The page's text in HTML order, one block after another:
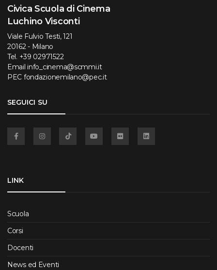
Civica Scuola di Cinema
Luchino Visconti
Viale Fulvio Testi, 121
20162 - Milano
Tel. +39 02971522
Email info_cinema@scmmi.it
PEC fondazionemilano@pec.it
SEGUICI SU
LINK
Scuola
Corsi
Docenti
News ed Eventi